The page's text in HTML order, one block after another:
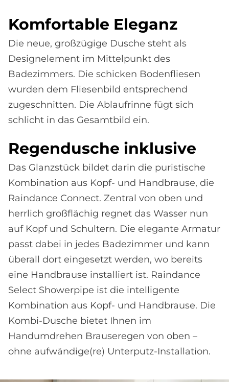
Kom­for­ta­b­le Ele­ganz
Die neue, großzügige Dusche steht als
Designelement im Mittelpunkt des
Badezimmers. Die schicken Bodenfliesen
wurden dem Fliesenbild entsprechend
zugeschnitten. Die Ablaufrinne fügt sich
schlicht in das Gesamtbild ein.
Re­gen­du­sche in­klu­si­ve
Das Glanzstück bildet darin die puristische
Kombination aus Kopf- und Handbrause, die
Raindance Connect. Zentral von oben und
herrlich großflächig regnet das Wasser nun
auf Kopf und Schultern. Die elegante Armatur
passt dabei in jedes Badezimmer und kann
überall dort eingesetzt werden, wo bereits
eine Handbrause installiert ist. Raindance
Select Showerpipe ist die intelligente
Kombination aus Kopf- und Handbrause. Die
Kombi-Dusche bietet Ihnen im
Handumdrehen Brauseregen von oben –
ohne aufwändige(re) Unterputz-Installation.